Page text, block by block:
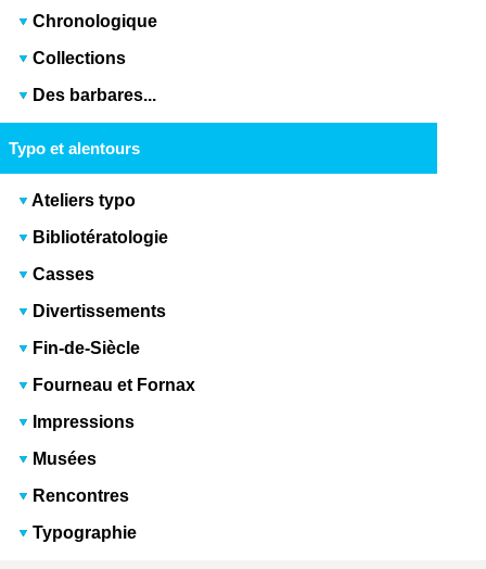
Chronologique
Collections
Des barbares...
Typo et alentours
Ateliers typo
Bibliotératologie
Casses
Divertissements
Fin-de-Siècle
Fourneau et Fornax
Impressions
Musées
Rencontres
Typographie